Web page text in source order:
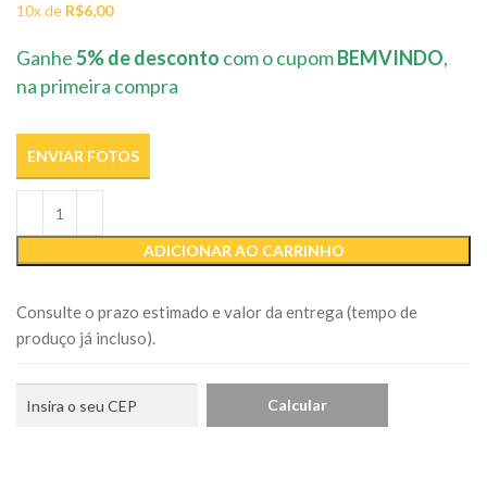
10x de R$6,00
Ganhe5% de desconto com o cupomBEMVINDO,
na primeira compra
ENVIAR FOTOS
ADICIONAR AO CARRINHO
Consulte o prazo estimado e valor da entrega (tempo de
produço já incluso).